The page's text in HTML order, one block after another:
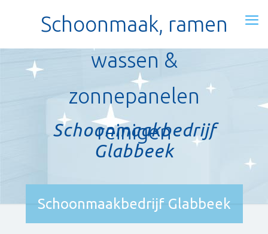
Schoonmaak, ramen
wassen &
zonnepanelen
reinigen
Schoonmaakbedrijf
Glabbeek
Schoonmaakbedrijf Glabbeek